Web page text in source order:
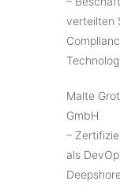
verteilten
Malte
GmbH
–
als